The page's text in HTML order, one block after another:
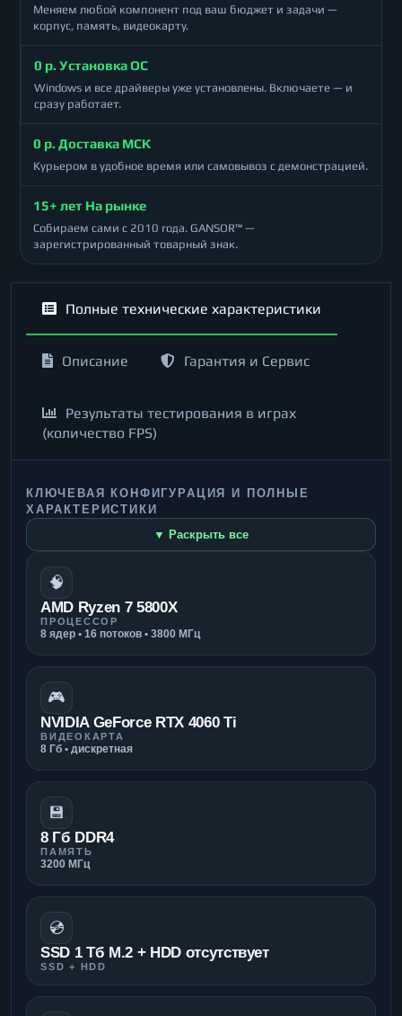
Меняем любой компонент под ваш бюджет и задачи —
корпус, память, видеокарту.
0 р. Установка ОС
Windows и все драйверы уже установлены. Включаете — и
сразу работает.
0 р. Доставка МСК
Курьером в удобное время или самовывоз с демонстрацией.
15+ лет На рынке
Собираем сами с 2010 года. GANSOR™ —
зарегистрированный товарный знак.
Полные технические характеристики
Описание Гарантия и Сервис
Результаты тестирования в играх
(количество FPS)
КЛЮЧЕВАЯ КОНФИГУРАЦИЯ И ПОЛНЫЕ
ХАРАКТЕРИСТИКИ
▼ Раскрыть все
🧠
AMD Ryzen 7 5800X
ПРОЦЕССОР
8 ядер • 16 потоков • 3800 МГц
🎮
NVIDIA GeForce RTX 4060 Ti
ВИДЕОКАРТА
8 Гб • дискретная
💾
8 Гб DDR4
ПАМЯТЬ
3200 МГц
💿
SSD 1 Тб M.2 + HDD отсутствует
SSD + HDD